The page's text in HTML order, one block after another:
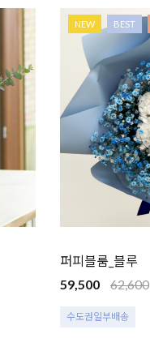
NEW BEST
퍼피블룸_블루
59,500
62,600
수도권일부배송